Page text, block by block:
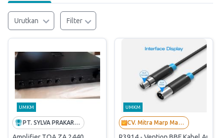
Urutkan Filter
UMKM
PT. SYLVA PRAKARSA UTAMA
UMKM
CV. Mitra Marp Mandiri